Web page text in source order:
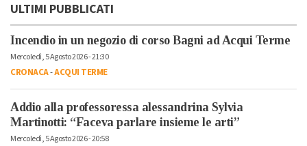
ULTIMI PUBBLICATI
Incendio in un negozio di corso Bagni ad Acqui Terme
Mercoledì, 5 Agosto 2026 - 21:30
CRONACA-ACQUI TERME
Addio alla professoressa alessandrina Sylvia
Martinotti: “Faceva parlare insieme le arti”
Mercoledì, 5 Agosto 2026 - 20:58